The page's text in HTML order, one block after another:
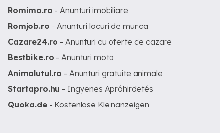
Romimo.ro - Anunturi imobiliare
Romjob.ro - Anunturi locuri de munca
Cazare24.ro - Anunturi cu oferte de cazare
Bestbike.ro - Anunturi moto
Animalutul.ro - Anunturi gratuite animale
Startapro.hu - Ingyenes Apróhirdetés
Quoka.de - Kostenlose Kleinanzeigen